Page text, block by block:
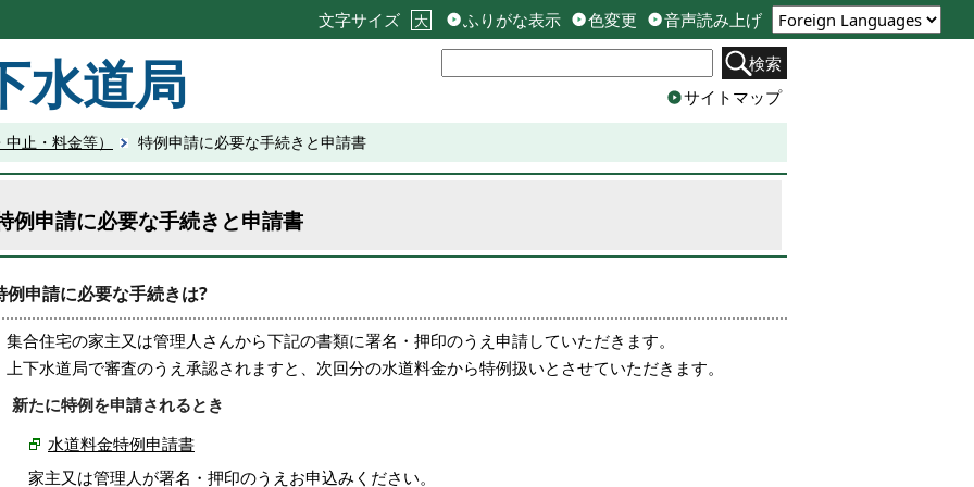
文字サイズ 大 ふりがな表示 色変更 音声読み上げ
水道局
検索
サイトマップ
止・料金等） 特例申請に必要な手続きと申請書
例申請に必要な手続きと申請書
例申請に必要な手続きは?
集合住宅の家主又は管理人さんから下記の書類に署名・押印のうえ申請していただきます。
上下水道局で審査のうえ承認されますと、次回分の水道料金から特例扱いとさせていただきます。
新たに特例を申請されるとき
水道料金特例申請書
家主又は管理人が署名・押印のうえお申込みください。